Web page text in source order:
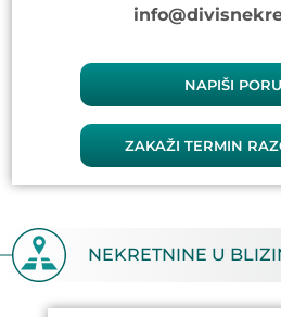
NAPIŠI
ZAKAŽI TERMIN
NEKRETNINE U